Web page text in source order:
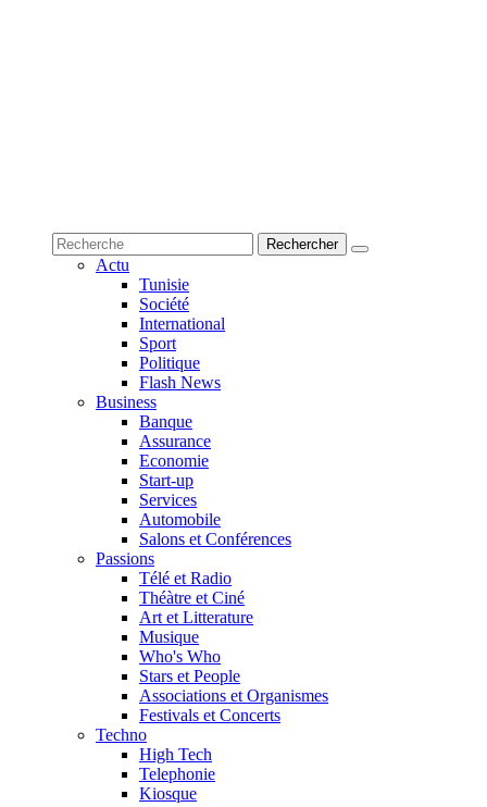
Actu
Tunisie
Société
International
Sport
Politique
Flash News
Business
Banque
Assurance
Economie
Start-up
Services
Automobile
Salons et Conférences
Passions
Télé et Radio
Théàtre et Ciné
Art et Litterature
Musique
Who's Who
Stars et People
Associations et Organismes
Festivals et Concerts
Techno
High Tech
Telephonie
Kiosque